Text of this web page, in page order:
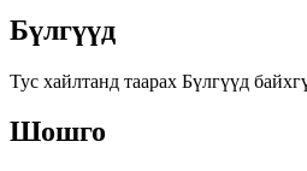
Бүлгүүд
Тус хайлтанд таарах Бүлгүүд
Шошго